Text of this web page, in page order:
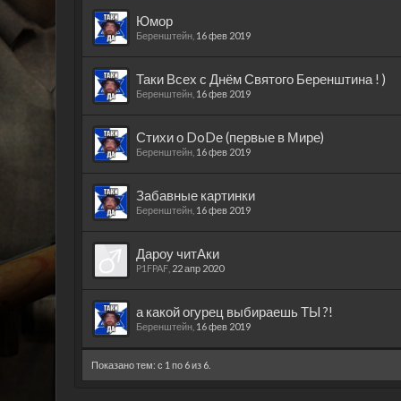
Юмор
Беренштейн 16 фев 2019
Таки Всех с Днём Святого Беренштина ! )
Беренштейн 16 фев 2019
Стихи о DoDе (первые в Мире)
Беренштейн 16 фев 2019
Забавные картинки
Беренштейн 16 фев 2019
Дароу читАки
P1FPAF 22 апр 2020
а какой огурец выбираешь ТЫ ?!
Беренштейн 16 фев 2019
Показано тем: с 1 по 6 из 6.